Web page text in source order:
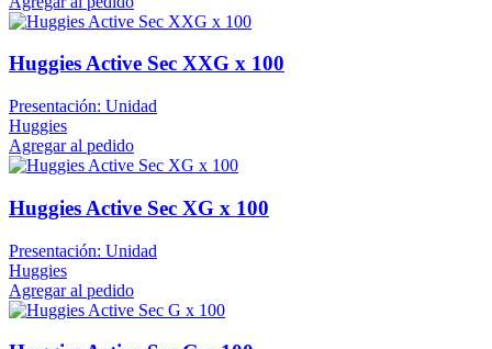
Huggies Active Sec XXG x 100
Presentación: Unidad
Huggies
Agregar al pedido
Huggies Active Sec XG x 100
Presentación: Unidad
Huggies
Agregar al pedido